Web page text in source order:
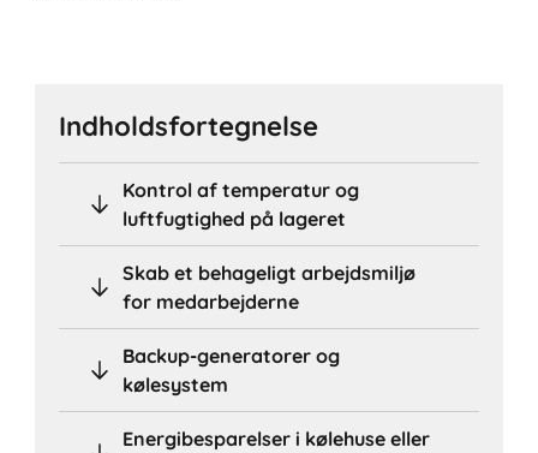
Indholdsfortegnelse
Kontrol af temperatur og
luftfugtighed på lageret
Skab et behageligt arbejdsmiljø
for medarbejderne
Backup-generatorer og
kølesystem
Energibesparelser i kølehuse eller